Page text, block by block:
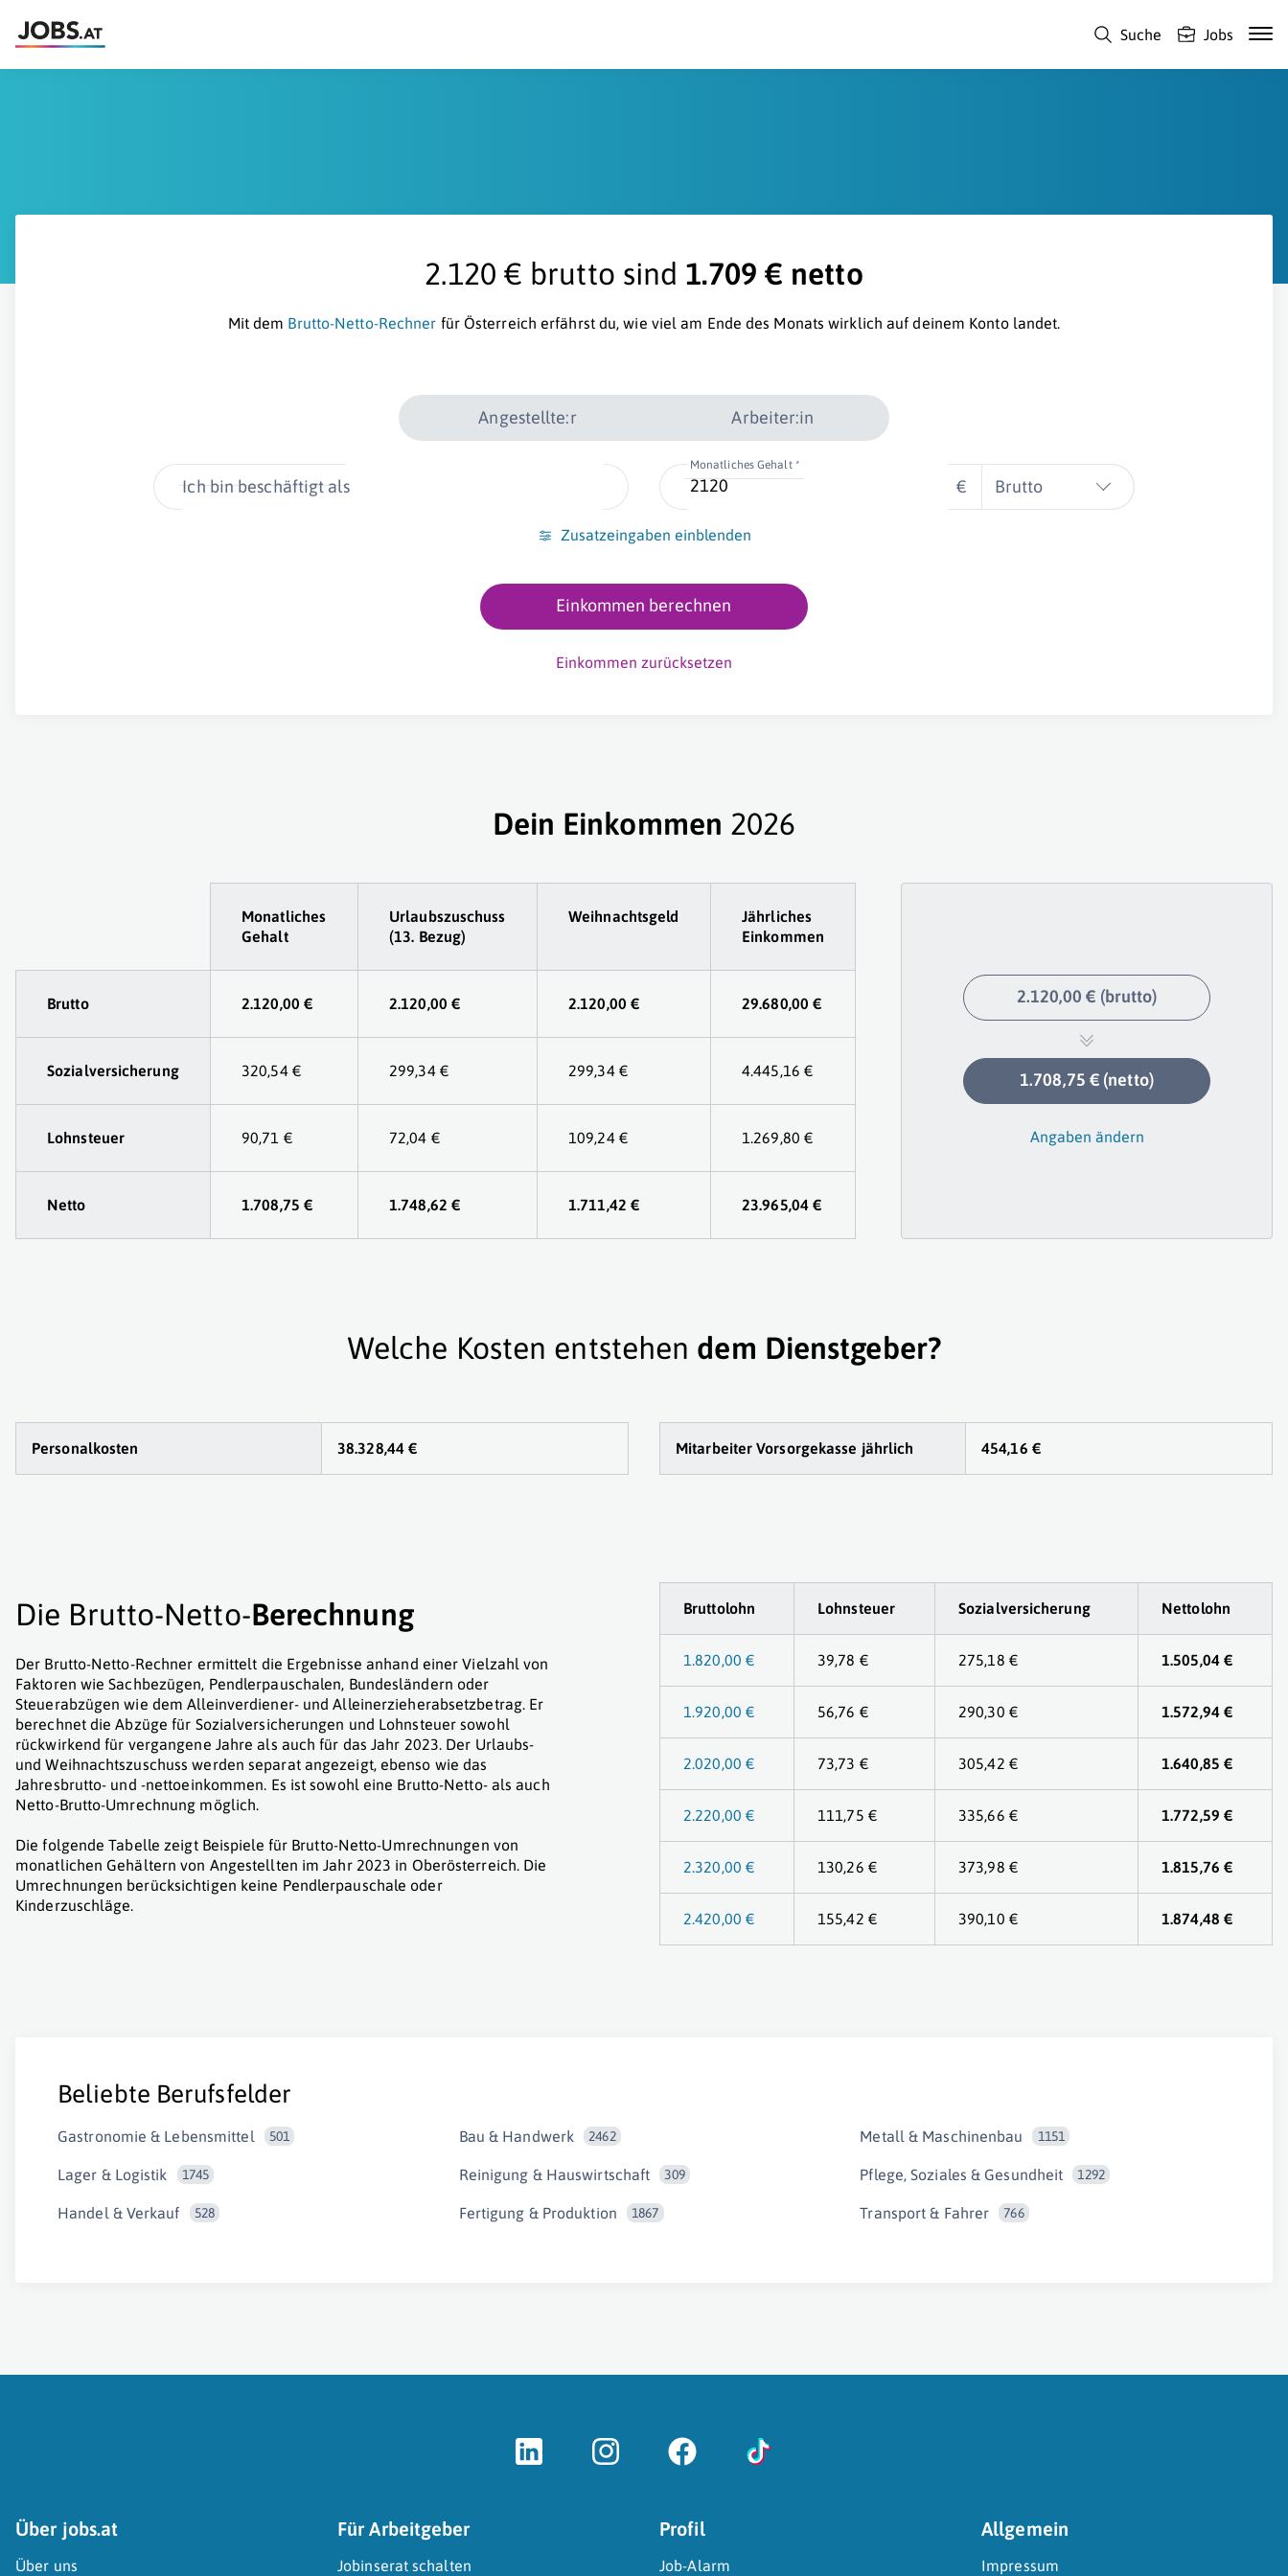
Suche Jobs
2.120 € brutto sind 1.709 € netto
Mit dem Brutto-Netto-Rechner für Österreich erfährst du, wie viel am Ende des Monats wirklich auf deinem Konto landet.
Angestellte:r Arbeiter:in
Ich bin beschäftigt als
Monatliches Gehalt *
€ Brutto
Zusatzeingaben einblenden
Einkommen berechnen
Einkommen zurücksetzen
Dein Einkommen 2026
2.120,00 € (brutto)
1.708,75 € (netto)
Angaben ändern
Monatliches
Gehalt
Urlaubszuschuss
(13. Bezug)
Weihnachtsgeld
Jährliches
Einkommen
Brutto 2.120,00 € 2.120,00 € 2.120,00 € 29.680,00 €
Sozialversicherung 320,54 € 299,34 € 299,34 € 4.445,16 €
Lohnsteuer 90,71 € 72,04 € 109,24 € 1.269,80 €
Netto 1.708,75 € 1.748,62 € 1.711,42 € 23.965,04 €
Welche Kosten entstehen dem Dienstgeber?
Personalkosten 38.328,44 € Mitarbeiter Vorsorgekasse jährlich 454,16 €
Die Brutto-Netto-Berechnung
Der Brutto-Netto-Rechner ermittelt die Ergebnisse anhand einer Vielzahl von
Faktoren wie Sachbezügen, Pendlerpauschalen, Bundesländern oder
Steuerabzügen wie dem Alleinverdiener- und Alleinerzieherabsetzbetrag. Er
berechnet die Abzüge für Sozialversicherungen und Lohnsteuer sowohl
rückwirkend für vergangene Jahre als auch für das Jahr 2023. Der Urlaubs-
und Weihnachtszuschuss werden separat angezeigt, ebenso wie das
Jahresbrutto- und -nettoeinkommen. Es ist sowohl eine Brutto-Netto- als auch
Netto-Brutto-Umrechnung möglich.
Die folgende Tabelle zeigt Beispiele für Brutto-Netto-Umrechnungen von
monatlichen Gehältern von Angestellten im Jahr 2023 in Oberösterreich. Die
Umrechnungen berücksichtigen keine Pendlerpauschale oder
Kinderzuschläge.
Bruttolohn Lohnsteuer Sozialversicherung Nettolohn
1.820,00 € 39,78 € 275,18 € 1.505,04 €
1.920,00 € 56,76 € 290,30 € 1.572,94 €
2.020,00 € 73,73 € 305,42 € 1.640,85 €
2.220,00 € 111,75 € 335,66 € 1.772,59 €
2.320,00 € 130,26 € 373,98 € 1.815,76 €
2.420,00 € 155,42 € 390,10 € 1.874,48 €
Beliebte Berufsfelder
Gastronomie & Lebensmittel 501
Lager & Logistik 1745
Handel & Verkauf 528
Bau & Handwerk 2462
Reinigung & Hauswirtschaft 309
Fertigung & Produktion 1867
Metall & Maschinenbau 1151
Pflege, Soziales & Gesundheit 1292
Transport & Fahrer 766
Über jobs.at
Über uns
Für Arbeitgeber
Jobinserat schalten
Profil
Job-Alarm
Allgemein
Impressum